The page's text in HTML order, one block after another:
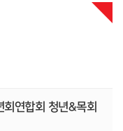
연합회 청년&목회